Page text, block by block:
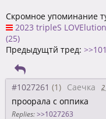
Скромное упоминание
2023 tripleS
(25)
Предыдущтй тред:
#1027261 Саечка 2
проорала с оппика
Replies: >>1027263